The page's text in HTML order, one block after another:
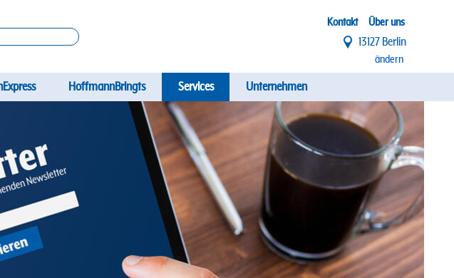
Top
Menü
Kontakt Über uns
13127 Berlin
ändern
HoffmannBringts Services Unternehmen